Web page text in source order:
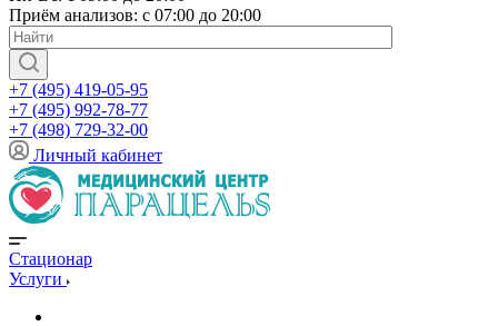
Приём анализов: с 07:00 до 20:00
+7 (495) 419-05-95
+7 (495) 992-78-77
+7 (498) 729-32-00
Личный кабинет
Стационар
Услуги